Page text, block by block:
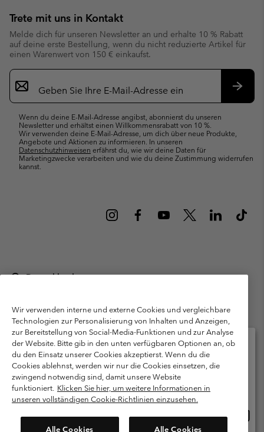
Trete mit uns in Kontakt
Melde dich für unseren Newsletter an und erhalte 10 % Rabatt
auf deine erste Bestellung, wenn du nicht reduzierte Artikel für
einen Warenwert von 150 € einkaufst.
Newsletter-
Anmeldung
Wenn du deine E-Mail-Adresse angibst, abonnierst du unseren
Newsletter und erhältst einen Willkommensrabatt von 10 %.
Wir verwenden deine E-Mail-Adresse, um dich über neue Produkte,
Angebote und Aktionen zu informieren. In unseren
Datenschutzhinweisen erfährst du, wie wir deine Daten für
Marketingzwecke verarbeiten und wie du deine Zustimmung widerrufen
kannst.
Deutschland
München Deutschland. Alle Rechte vorbehalten.
Nutzungsbedingungen
Allgemeine Verkaufsbedingungen
Garantie
Datenschutzerklärung
Bestimmungen und Bedingungen des Mitglieder Programms
Nutzungsbedingungen Für Nutzergenerierte Inhalte
Cookies
Public CBCR
Kundenservice: Mo- Fr. 9:00 - 13:00 & 14:00- 18:00 Uhr
Wir verwenden interne und externe Cookies und vergleichbare
Technologien zur Personalisierung von Inhalten und Anzeigen,
zur Bereitstellung von Social-Media-Funktionen und zur Analyse
der Website. Bitte gib in den unten verfügbaren Optionen an, ob
du den Einsatz unserer Cookies akzeptierst. Wenn du die
Cookies ablehnst, werden wir nur die Cookies einsetzen, die
zwingend notwendig sind, damit unsere Website
funktioniert. Klicken Sie hier, um weitere Informationen in
unseren vollständigen Cookie-Richtlinien einzusehen.
Alle Cookies Alle Cookies
Bitte wählen Sie Ihr Lieferland und Ihre Sprache
Online-Einkauf verfügbar